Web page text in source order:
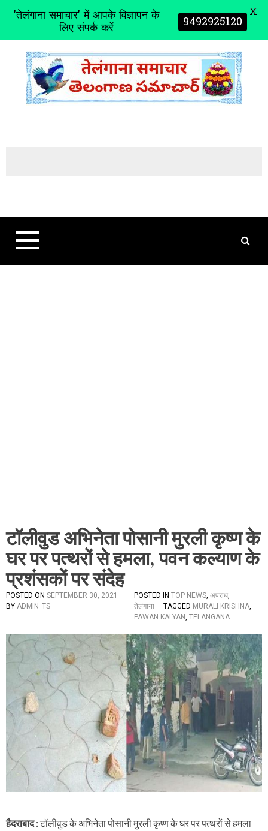
t
टॉलीवुड अभिनेता पोसानी मुरली कृष्ण के
घर पर पत्थरों से हमला, पवन कल्याण के
प्रशंसकों पर संदेह
POSTED ON SEPTEMBER 30, 2021
BY ADMIN_TS
POSTED IN TOP NEWS, अपराध,
तेलंगाना
TAGGED MURALI KRISHNA,
PAWAN KALYAN, TELANGANA
हैदराबाद :टॉलीवुड के अभिनेता पोसानी मुरली कृष्ण के घर पर पत्थरों से हमला
'तेलंगाना समाचार' में आपके विज्ञापन के
लिए संपर्क करें 9492925120 X